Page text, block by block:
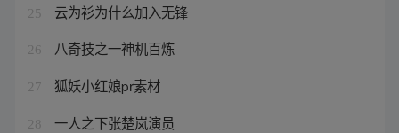
25 云为衫为什么加入无锋
26 八奇技之一神机百炼
27 狐妖小红娘pr素材
28 一人之下张楚岚演员